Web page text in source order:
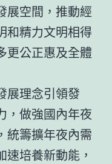
展空間，推動經
和精力文明相得
更公正惠及全體
理念引領發
，做強國內年夜
統籌擴年夜內需
培養新動能，